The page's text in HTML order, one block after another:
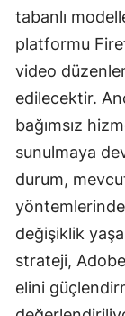
tabanlı
platformu
video
edilecektir.
bağımsız
sunulmaya
durum, mevcut
değişiklik
strateji,
elini